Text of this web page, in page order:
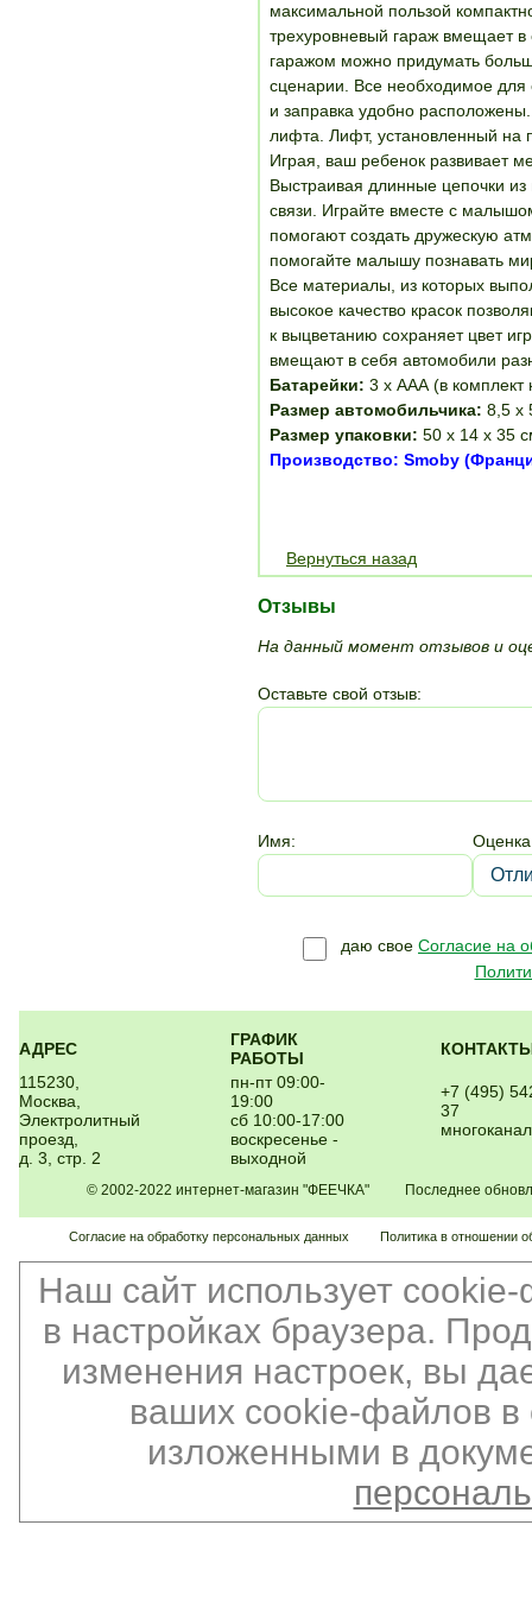
максимальной пользой
трехуровневый гараж вмещает
гаражом можно придумать
сценарии. Все необходимое для
и заправка удобно
лифта. Лифт, установленный на
Играя, ваш ребенок развивает
Выстраивая длинные цепочки
связи. Играйте вместе с
помогают создать дружескую
помогайте малышу познавать
Все материалы, из которых
высокое качество красок
к выцветанию сохраняет цвет
вмещают в себя автомобили
Батарейки: 3 х ААА (в комплект
Размер автомобильчика: 8,5 х
Размер упаковки: 50 х 14 х 35
Производство: Smoby
Вернуться назад
Отзывы
На данный момент отзывов и
Оставьте свой отзыв:
Имя:
даю свое Согласие на
АДРЕС
ГРАФИК
РАБОТЫ
115230,
Москва,
Электролитный
проезд,
д. 3, стр. 2
пн-пт 09:00-
19:00
сб 10:00-17:00
воскресенье -
выходной
+7 (495)
37
© 2002-2022 интернет-магазин "ФЕЕЧКА" Последнее
Согласие на обработку персональных данных Политика в отношении
Наш сайт использует
в настройках браузера.
изменения настроек, вы
ваших cookie-файлов в
изложенными в